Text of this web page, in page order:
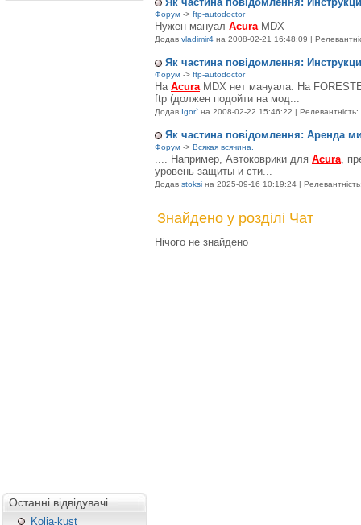
Останні відвідувачі
Kolja-kust
Форум -> ftp-autodoctor
Нужен мануал AcuraMDX
Додав vladimir4 на 2008-02-21 16:48:09 |
Як частина повідомлення:
Форум -> ftp-autodoctor
На AcuraMDX нет мануала. На
ftp (должен подойти на мод...
Додав Igor` на 2008-02-22 15:46:22 | Релевантність:
Як частина повідомлення: Аренда
Форум -> Всякая всячина.
.... Например, Автоковрики для Acura,
уровень защиты и сти...
Додав stoksi на 2025-09-16 10:19:24 |
Знайдено у розділі Чат
Нічого не знайдено